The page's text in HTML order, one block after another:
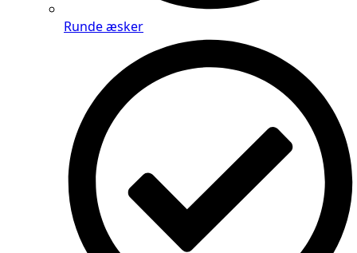
Runde æsker